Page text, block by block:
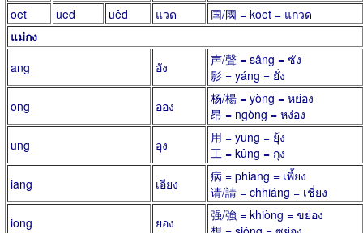
oet
ued uêd แวด
国/國 = koet = แกวด
แม่กง
ang
อัง
声/聲 = sâng = ซัง
影 = yáng = ยั่ง
ong
ออง
杨/楊 = yòng = หย่อง
昂 = ngòng = หง่อง
ung
อุง
用 = yung = ยุ้ง
工 = kûng = กุง
iang
เอียง
病 = phiang = เพี้ยง
请/請 = chhiáng = เชี่ยง
iong
ยอง
强/強 = khiòng = ขย่อง